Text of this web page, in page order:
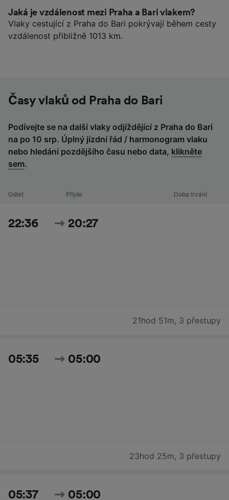
Jaká je vzdálenost mezi Praha a Bari vlakem?
Vlaky cestující z Praha do Bari pokrývají během cesty
vzdálenost přibližně 1013 km.
Časy vlaků od Praha do Bari
Podívejte se na další vlaky odjíždějící z Praha do Bari
na po 10 srp. Úplný jízdní řád / harmonogram vlaku
nebo hledání pozdějšího času nebo data, klikněte
sem.
Odlet Přijde Doba trvání
22:36 20:27
21hod 51m, 3 přestupy
05:35 05:00
23hod 25m, 3 přestupy
05:37 05:00